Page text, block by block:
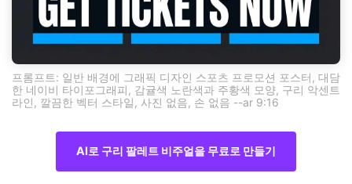
프롬프트: 일반 배경에 그래픽 디자인 스포츠 프로모션 포스터, 대담
한 네이비 타이포그래피, 감귤색 노란색과 주황색 모양, 구리 악센트
라인, 깔끔한 벡터 스타일, 사진 없음, 손 없음 --ar 9:16
AI로 구리 팔레트 비주얼을 무료로 만들기